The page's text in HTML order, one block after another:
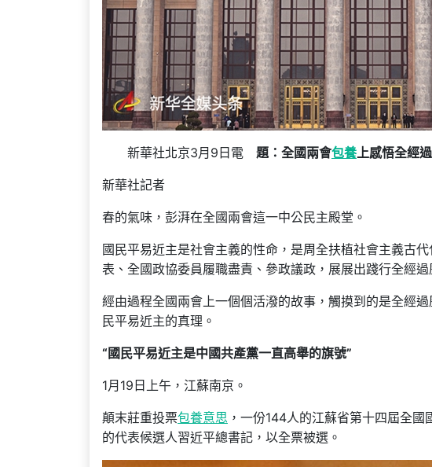
新華社北京3月9日電 題：全國兩會包養上感悟全經
新華社記者
春的氣味，彭湃在全國兩會這一中公民主殿堂。
國民平易近主是社會主義的性命，是周全扶植社會主義古
表、全國政協委員履職盡責、參政議政，展展出踐行全經
經由過程全國兩會上一個個活潑的故事，觸摸到的是全經
民平易近主的真理。
“國民平易近主是中國共產黨一直高舉的旗號”
1月19日上午，江蘇南京。
顛末莊重投票包養意思 ，一份144人的江蘇省第十四屆全
的代表候選人習近平總書記，以全票被選。